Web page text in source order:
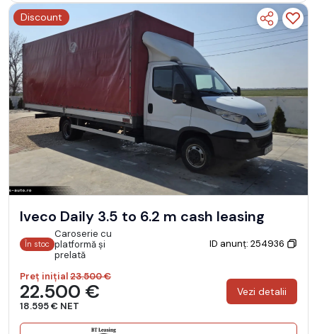
Discount
Iveco Daily 3.5 to 6.2 m cash leasing
În stoc
Caroserie cu
platformă și
prelată
ID anunț: 254936
Preț inițial23.500 €
22.500 €
18.595 € NET
Vezi detalii